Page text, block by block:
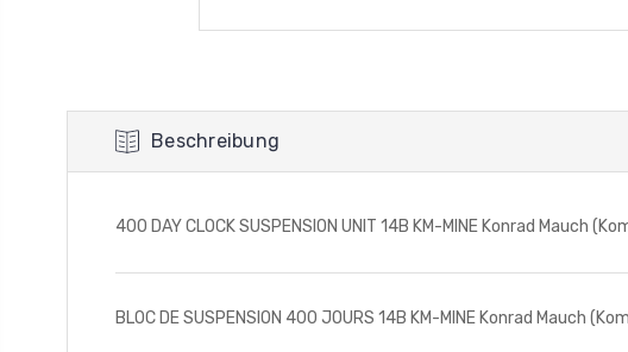
Beschreibung
400 DAY CLOCK SUSPENSION UNIT 14B KM-MINE Konrad
BLOC DE SUSPENSION 400 JOURS 14B KM-MINE Konrad